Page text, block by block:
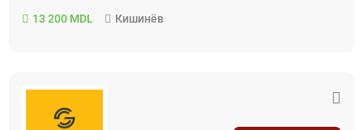
13 200 MDL Кишинёв